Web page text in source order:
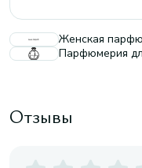
Женская
Парфюмерия
Отзывы